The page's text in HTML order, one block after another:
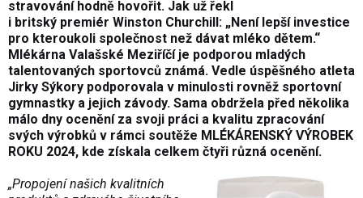
stravování hodně hovořit. Jak už řekl
i britský premiér Winston Churchill: „Není lepší investice
pro kteroukoli společnost než dávat mléko dětem.“
Mlékárna Valašské Meziříčí je podporou mladých
talentovaných sportovců známá. Vedle úspěšného atleta
Jirky Sýkory podporovala v minulosti rovněž sportovní
gymnastky a jejich závody. Sama obdržela před několika
málo dny ocenění za svoji práci a kvalitu zpracování
svých výrobků v rámci soutěže MLÉKÁRENSKÝ VÝROBEK
ROKU 2024, kde získala celkem čtyři různá ocenění.
„Propojení našich kvalitních